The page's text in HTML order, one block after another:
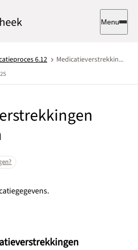
Menu
6.12 Medicatieverstrekkin...